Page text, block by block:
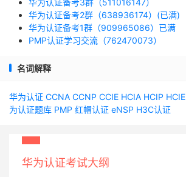
华为认证备考3群（511016147）
华为认证备考2群（638936174）(已满)
华为认证备考1群（909965086）已满
PMP认证学习交流（762470073）
名词解释
华为认证 CCNA CCNP CCIE HCIA HCIP HCIE
为认证题库 PMP 红帽认证 eNSP H3C认证
华为认证考试大纲